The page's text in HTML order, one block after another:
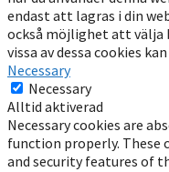
endast att lagras i din
också möjlighet att välja
vissa av dessa cookies
Necessary
Necessary
Alltid aktiverad
Necessary cookies are
function properly. These
and security features of